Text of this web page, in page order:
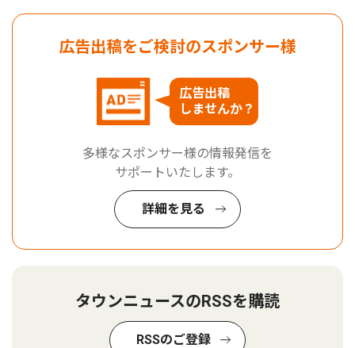
広告出稿をご検討のスポンサー様
広告出稿
しませんか？
多様なスポンサー様の情報発信を
サポートいたします。
詳細を見る
タウンニュースのRSSを購読
RSSのご登録